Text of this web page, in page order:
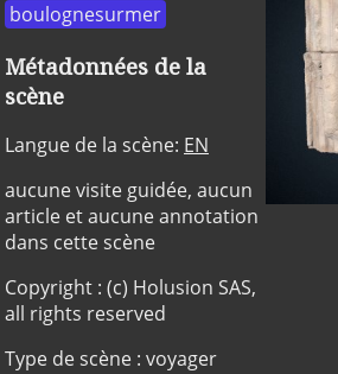
boulognesurmer
Métadonnées de la
scène
Langue de la scène: EN
aucune visite guidée, aucun
article et aucune annotation
dans cette scène
Copyright : (c) Holusion SAS,
all rights reserved
Type de scène : voyager